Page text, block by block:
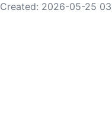
Created: 2026-05-25